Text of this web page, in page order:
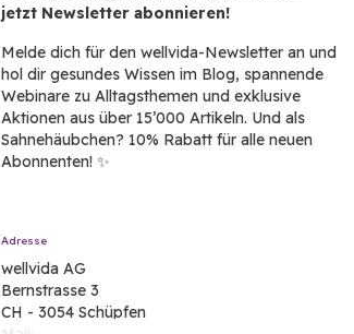
jetzt Newsletter abonnieren!
Melde dich für den wellvida-Newsletter an und
hol dir gesundes Wissen im Blog, spannende
Webinare zu Alltagsthemen und exklusive
Aktionen aus über 15’000 Artikeln. Und als
Sahnehäubchen? 10% Rabatt für alle neuen
Abonnenten! ✨
Adresse
wellvida AG
Bernstrasse 3
CH - 3054 Schüpfen